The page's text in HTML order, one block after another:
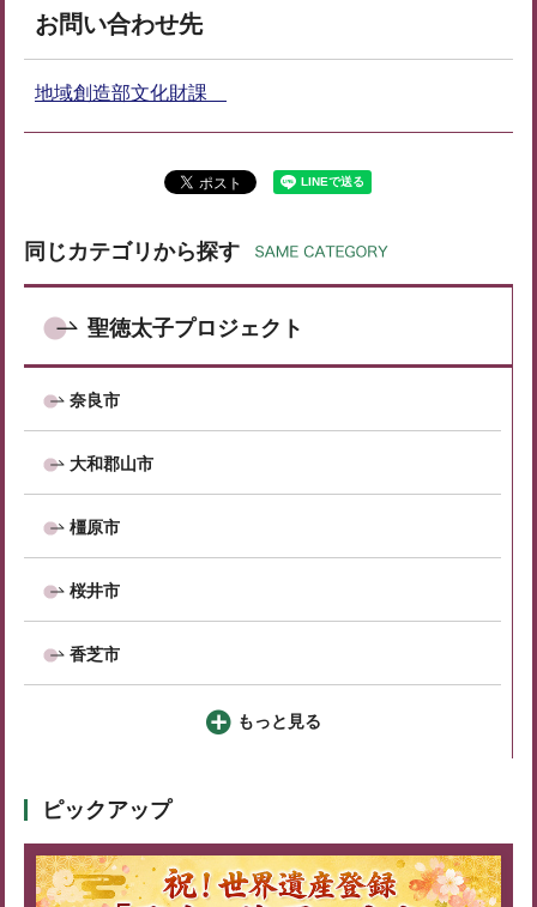
お問い合わせ先
地域創造部文化財課
同じカテゴリから探す
聖徳太子プロジェクト
奈良市
大和郡山市
橿原市
桜井市
香芝市
もっと見る
ピックアップ